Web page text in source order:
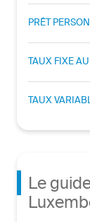
PRÊT
TAUX FIXE
TAUX
Le